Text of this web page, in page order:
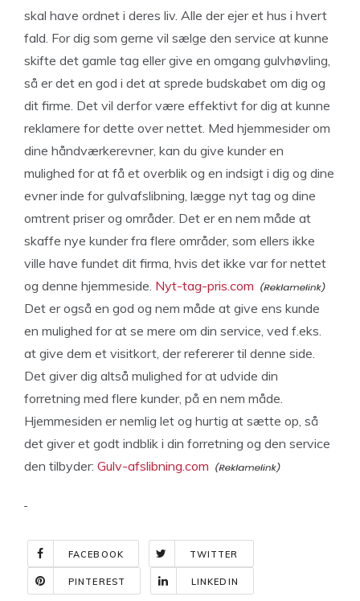
skal have ordnet i deres liv. Alle der ejer et hus i hvert
fald. For dig som gerne vil sælge den service at kunne
skifte det gamle tag eller give en omgang gulvhøvling,
så er det en god i det at sprede budskabet om dig og
dit firme. Det vil derfor være effektivt for dig at kunne
reklamere for dette over nettet. Med hjemmesider om
dine håndværkerevner, kan du give kunder en
mulighed for at få et overblik og en indsigt i dig og dine
evner inde for gulvafslibning, lægge nyt tag og dine
omtrent priser og områder. Det er en nem måde at
skaffe nye kunder fra flere områder, som ellers ikke
ville have fundet dit firma, hvis det ikke var for nettet
og denne hjemmeside. Nyt-tag-pris.com
Det er også en god og nem måde at give ens kunde
en mulighed for at se mere om din service, ved f.eks.
at give dem et visitkort, der refererer til denne side.
Det giver dig altså mulighed for at udvide din
forretning med flere kunder, på en nem måde.
Hjemmesiden er nemlig let og hurtig at sætte op, så
det giver et godt indblik i din forretning og den service
den tilbyder: Gulv-afslibning.com
FACEBOOK TWITTER
PINTEREST LINKEDIN